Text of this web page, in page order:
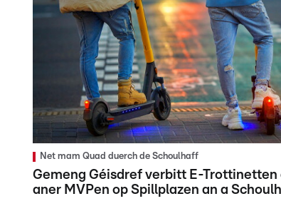
Net mam Quad duerch de Schoulhaff
Gemeng Géisdref verbitt E-Trottinetten
aner MVPen op Spillplazen an a